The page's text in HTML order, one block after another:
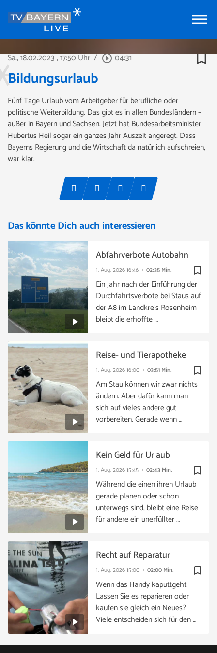
menu
Sa., 18.02.2023, 17:50 Uhr / play_circle_outline04:31 bookmark_border
Bildungsurlaub
Fünf Tage Urlaub vom Arbeitgeber für berufliche oder
politische Weiterbildung. Das gibt es in allen Bundesländern –
außer in Bayern und Sachsen. Jetzt hat Bundesarbeitsminister
Hubertus Heil sogar ein ganzes Jahr Auszeit angeregt. Dass
Bayerns Regierung und die Wirtschaft da natürlich aufschreien,
war klar.
Das könnte Dich auch interessieren
bookmark_border
1. Aug. 202616:46 02:35 Min.
Abfahrverbote Autobahn
Ein Jahr nach der Einführung der
Durchfahrtsverbote bei Staus auf
der A8 im Landkreis Rosenheim
bleibt die erhoffte …
bookmark_border
1. Aug. 202616:00 03:51 Min.
Reise- und Tierapotheke
Am Stau können wir zwar nichts
ändern. Aber dafür kann man
sich auf vieles andere gut
vorbereiten. Gerade wenn …
bookmark_border
1. Aug. 202615:45 02:43 Min.
Kein Geld für Urlaub
Während die einen ihren Urlaub
gerade planen oder schon
unterwegs sind, bleibt eine Reise
für andere ein unerfüllter …
bookmark_border
1. Aug. 202615:00 02:00 Min.
Recht auf Reparatur
Wenn das Handy kaputtgeht:
Lassen Sie es reparieren oder
kaufen sie gleich ein Neues?
Viele entscheiden sich für den …